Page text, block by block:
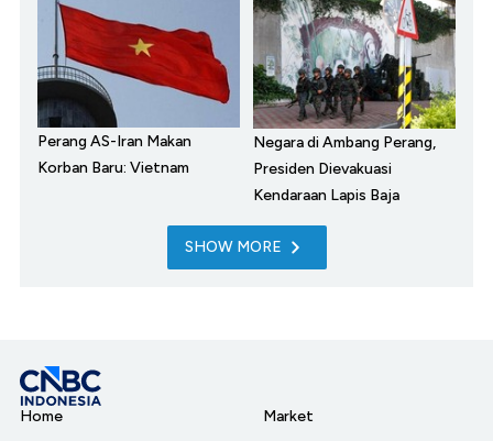
Perang AS-Iran Makan
Korban Baru: Vietnam
Negara di Ambang Perang,
Presiden Dievakuasi
Kendaraan Lapis Baja
SHOW MORE
Home
Market